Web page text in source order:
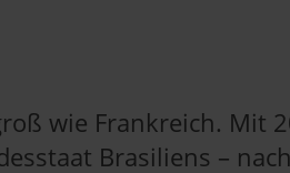
wie Frankreich. Mit
Brasiliens –